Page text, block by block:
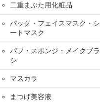
二重まぶた用化粧品
パック・フェイスマスク・シ
ートマスク
パフ・スポンジ・メイクブラ
シ
マスカラ
まつげ美容液